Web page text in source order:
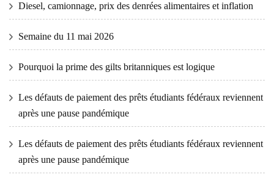
Diesel, camionnage, prix des denrées alimentaires et inflation
Semaine du 11 mai 2026
Pourquoi la prime des gilts britanniques est logique
Les défauts de paiement des prêts étudiants fédéraux reviennent
après une pause pandémique
Les défauts de paiement des prêts étudiants fédéraux reviennent
après une pause pandémique